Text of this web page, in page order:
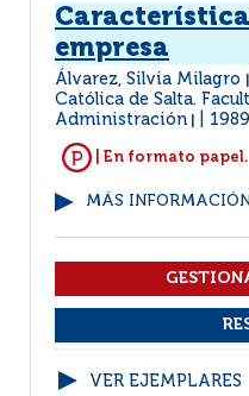
empresa
Álvarez, Silvia Milagro
Católica de Salta.
Administración
1989
| En formato papel.
MÁS
VER EJEMPLARES